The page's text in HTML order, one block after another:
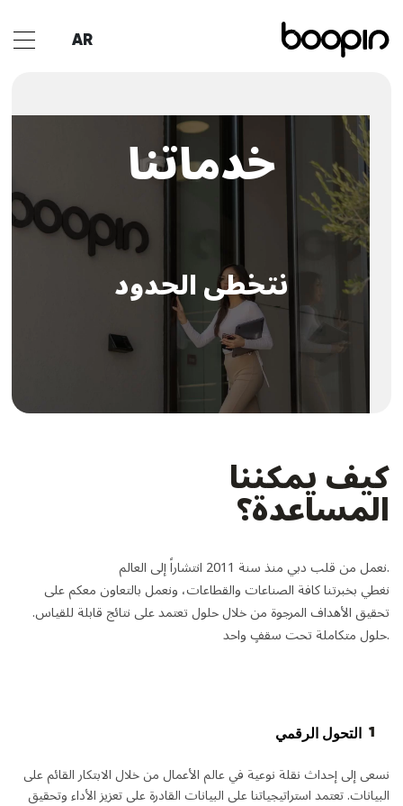
AR
خدماتنا
نتخطى الحدود
كيف يمكننا
المساعدة؟
نعمل من قلب دبي منذ سنة 2011 انتشاراً إلى العالم.
نغطي بخبرتنا كافة الصناعات والقطاعات، ونعمل بالتعاون معكم على
تحقيق الأهداف المرجوة من خلال حلول تعتمد على نتائج قابلة للقياس.
حلول متكاملة تحت سقفٍ واحد.
1 التحول الرقمي
نسعى إلى إحداث نقلة نوعية في عالم الأعمال من خلال الابتكار القائم على
البيانات. تعتمد استراتيجياتنا على البيانات القادرة على تعزيز الأداء وتحقيق